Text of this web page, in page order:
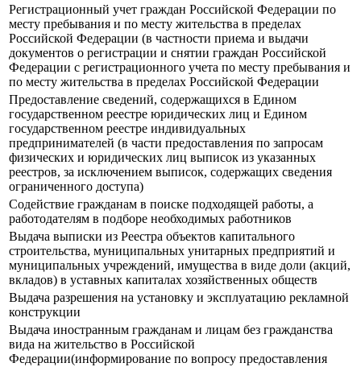
Регистрационный учет граждан Российской Федерации по
месту пребывания и по месту жительства в пределах
Российской Федерации (в частности приема и выдачи
документов о регистрации и снятии граждан Российской
Федерации с регистрационного учета по месту пребывания и
по месту жительства в пределах Российской Федерации
Предоставление сведений, содержащихся в Едином
государственном реестре юридических лиц и Едином
государственном реестре индивидуальных
предпринимателей (в части предоставления по запросам
физических и юридических лиц выписок из указанных
реестров, за исключением выписок, содержащих сведения
ограниченного доступа)
Содействие гражданам в поиске подходящей работы, а
работодателям в подборе необходимых работников
Выдача выписки из Реестра объектов капитального
строительства, муниципальных унитарных предприятий и
муниципальных учреждений, имущества в виде доли (акций,
вкладов) в уставных капиталах хозяйственных обществ
Выдача разрешения на установку и эксплуатацию рекламной
конструкции
Выдача иностранным гражданам и лицам без гражданства
вида на жительство в Российской
Федерации(информирование по вопросу предоставления